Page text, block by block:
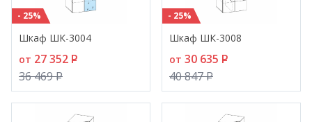
- 25%
Шкаф ШК-3004
от 27 352 P
36 469P
- 25%
Шкаф ШК-3008
от 30 635 P
40 847P